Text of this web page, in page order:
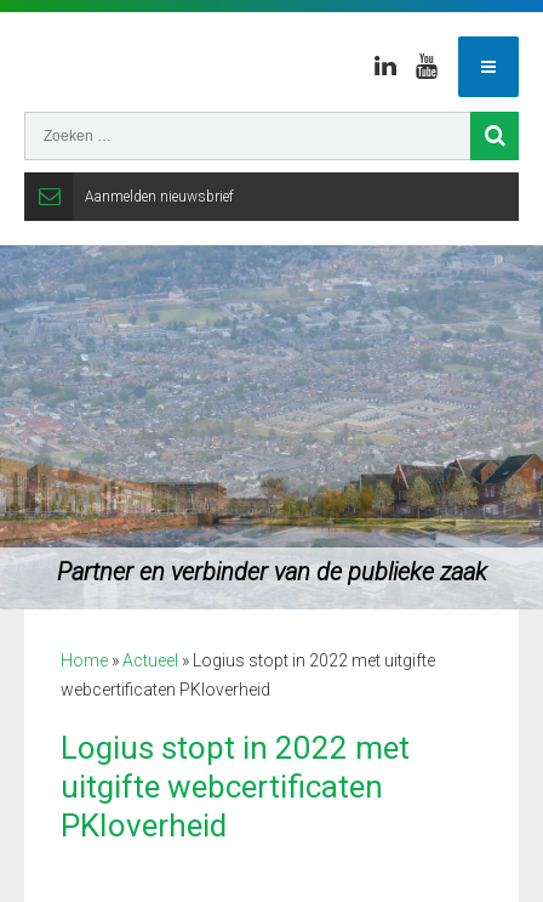
LinkedinYoutube
Aanmelden nieuwsbrief
Partner en verbinder van de publieke zaak
Gemeente
Veenendaal
Home »Actueel »
Logius stopt in 2022 met uitgifte
webcertificaten PKIoverheid
Logius stopt in 2022 met
uitgifte webcertificaten
PKIoverheid